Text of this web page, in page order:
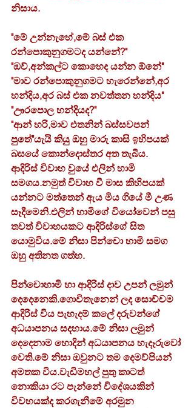
නිසාය.
"මේ උන්නැහේ,මේ බස් එක
රන්පොකුනුගමටද යන්නේ?"
"ඔව්,අන්කල්ට කොහෙද යන්න ඕනේ"
"මාව රන්පොකුනුගමට හැරෙන්නේ,අර
හන්දිය,අර බස් එක නවත්තන හන්දිය"
"ඌරපොල හන්දියද?"
"ආන් හරි,මාව එතනින් බස්සවපන්
පුතේ"යැයි කියු ඔහු මාරු කාසි ඉහිපයක්
බසයේ කොන්දොස්තර අත තැබීය.
ආදිරිස් විවාහ වුයේ එලින් හාමි
සමගය.නමුත් විවාහ වී මාස කිහිපයක්
යන්නට මත්තෙන් ඇය මිය ගියේ මී උණ
සෑදීමෙනි.එලින් හාමිගේ වියෝවෙන් පසු
තවත් විවාහයකට ආදිරිස්ගේ සිත
යොමුවිය.මේ නිසා පින්චො හාමි සමග
ඔහු අතිනත ගත්හ.
පින්චොහාමි හා ආදිරිස් දාව උපන් ලමුන්
දෙදෙනෙකි.ගොවිතැනෙන් ලද සොච්චම
ආදිරිස් විය පැහැදම් කලේ දරුවන්ගේ
අධ‍යාපනය සදහාය.මේ නිසා ලමුන්
දෙදෙනාම හොදින් අධ‍යාපනය හැදෑරුවෝ
වෙති.මේ නිසා ඔවුනට තම දෙමව්පියන්
අමතක විය.වැඩිමහල් පුතු කාටත්
නොකියා රට පැන්නේ විදේශයකින්
විවහයක්ද කරගැනීමේ අරමුන